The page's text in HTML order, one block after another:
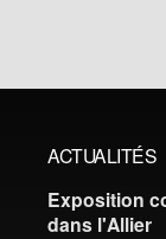
ACTUALITÉS
Exposition
dans l'Allier